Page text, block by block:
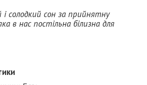
солодкий сон за прийнятну
в нас постільна білизна для